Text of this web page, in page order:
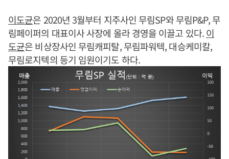
이도균은 2020년 3월부터 지주사인 무림SP와 무림P&P, 무
림페이퍼의 대표이사 사장에 올라 경영을 이끌고 있다.이
도균은 비상장사인 무림캐피탈, 무림파워텍, 대승케미칼,
무림로지텍의 등기 임원이기도 하다.